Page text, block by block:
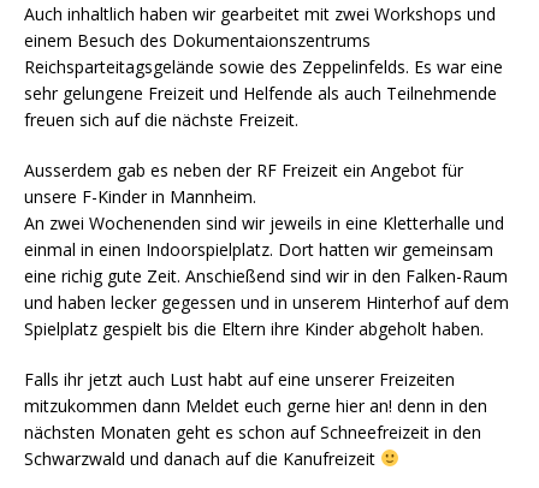
Auch inhaltlich haben wir gearbeitet mit zwei Workshops und
einem Besuch des Dokumentaionszentrums
Reichsparteitagsgelände sowie des Zeppelinfelds. Es war eine
sehr gelungene Freizeit und Helfende als auch Teilnehmende
freuen sich auf die nächste Freizeit.
Ausserdem gab es neben der RF Freizeit ein Angebot für
unsere F-Kinder in Mannheim.
An zwei Wochenenden sind wir jeweils in eine Kletterhalle und
einmal in einen Indoorspielplatz. Dort hatten wir gemeinsam
eine richig gute Zeit. Anschießend sind wir in den Falken-Raum
und haben lecker gegessen und in unserem Hinterhof auf dem
Spielplatz gespielt bis die Eltern ihre Kinder abgeholt haben.
Falls ihr jetzt auch Lust habt auf eine unserer Freizeiten
mitzukommen dann Meldet euch gerne hier an! denn in den
nächsten Monaten geht es schon auf Schneefreizeit in den
Schwarzwald und danach auf die Kanufreizeit